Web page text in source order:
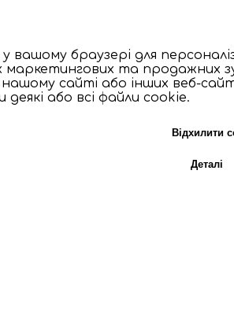
браузері для
та продажних
сайті або інших веб-
або всі файли cookie.
Відхилити
Деталі